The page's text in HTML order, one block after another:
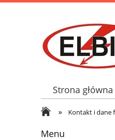
Strona główna
» Kontakt i dane
Menu